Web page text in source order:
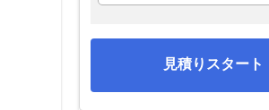
見積りスタート